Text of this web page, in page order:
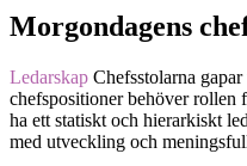
Morgondagens
Ledarskap Chefsstolarna
chefspositioner behöver rollen
ha ett statiskt och hierarkiskt
med utveckling och